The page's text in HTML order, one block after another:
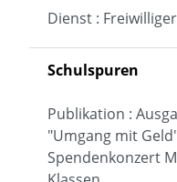
Dienst :
Schulspuren
Publikation :
"Umgang mit
Spendenkonzert